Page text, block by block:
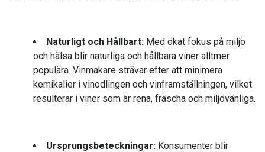
Naturligt och Hållbart: Med ökat fokus på miljö
och hälsa blir naturliga och hållbara viner alltmer
populära. Vinmakare strävar efter att minimera
kemikalier i vinodlingen och vinframställningen, vilket
resulterar i viner som är rena, fräscha och miljövänliga.
Ursprungsbeteckningar: Konsumenter blir